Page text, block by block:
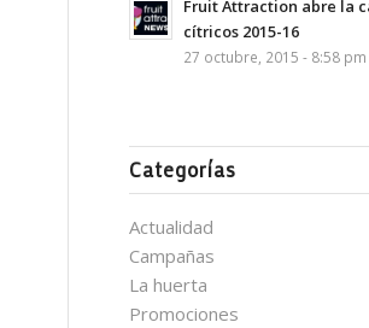
Fruit Attraction abre la
cítricos 2015-16
27 octubre, 2015 - 8:58 pm
Categorías
Actualidad
Campañas
La huerta
Promociones